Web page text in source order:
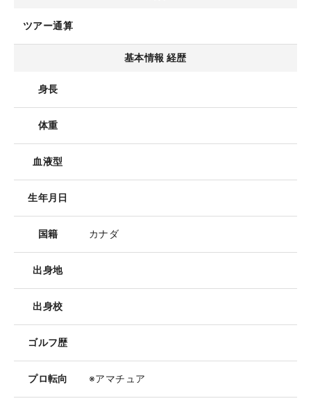
ツアー通算
基本情報 経歴
身長
体重
血液型
生年月日
国籍 カナダ
出身地
出身校
ゴルフ歴
プロ転向 ※アマチュア